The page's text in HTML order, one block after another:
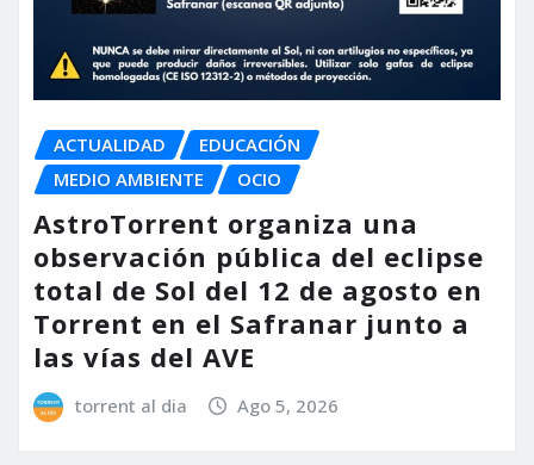
ACTUALIDAD
EDUCACIÓN
MEDIO AMBIENTE
OCIO
AstroTorrent organiza una
observación pública del eclipse
total de Sol del 12 de agosto en
Torrent en el Safranar junto a
las vías del AVE
torrent al dia Ago 5, 2026